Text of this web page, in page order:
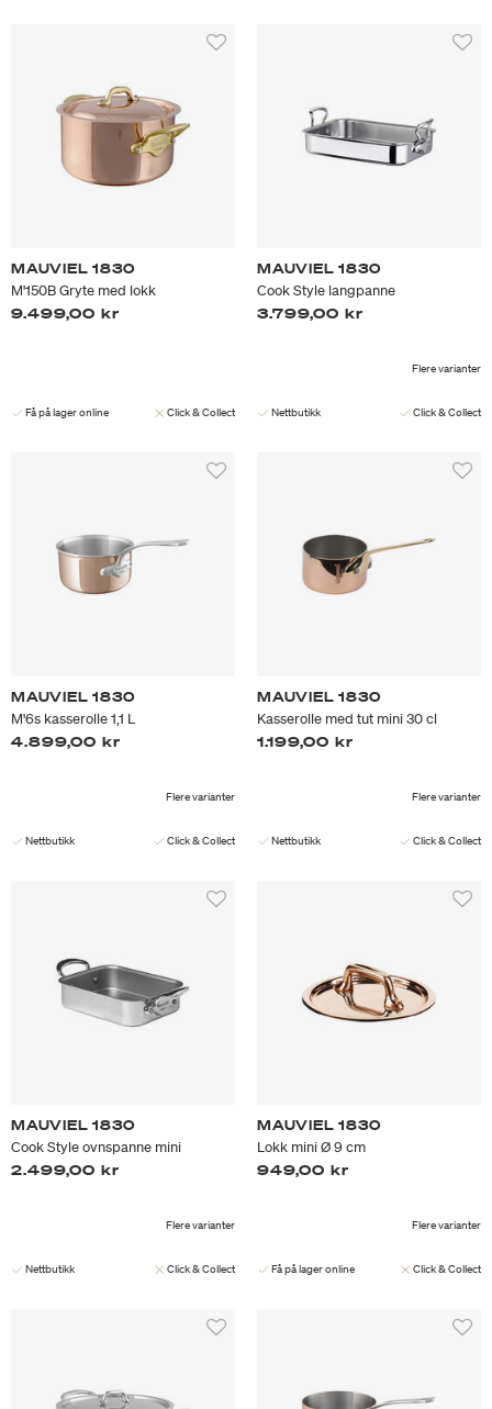
MAUVIEL 1830
M'150B Gryte med lokk
9.499,00 kr
Få på lager online Click & Collect
MAUVIEL 1830
Cook Style langpanne
3.799,00 kr
Flere varianter
Nettbutikk Click & Collect
MAUVIEL 1830
M'6s kasserolle 1,1 L
4.899,00 kr
Flere varianter
Nettbutikk Click & Collect
MAUVIEL 1830
Kasserolle med tut mini 30 cl
1.199,00 kr
Flere varianter
Nettbutikk Click & Collect
MAUVIEL 1830
Cook Style ovnspanne mini
2.499,00 kr
Flere varianter
Nettbutikk Click & Collect
MAUVIEL 1830
Lokk mini Ø 9 cm
949,00 kr
Flere varianter
Få på lager online Click & Collect